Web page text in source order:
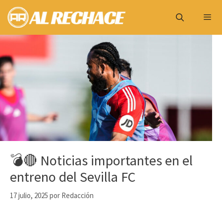
Saltar
contenido
💣🔴 Noticias importantes en el
entreno del Sevilla FC
17 julio, 2025 por Redacción